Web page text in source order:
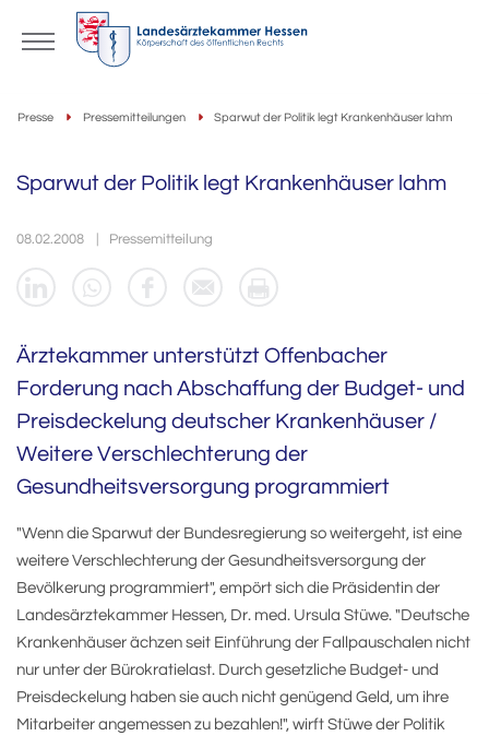
Presse Pressemitteilungen Sparwut der Politik legt Krankenhäuser lahm
Sparwut der Politik legt Krankenhäuser lahm
08.02.2008 Pressemitteilung
Ärztekammer unterstützt Offenbacher
Forderung nach Abschaffung der Budget- und
Preisdeckelung deutscher Krankenhäuser /
Weitere Verschlechterung der
Gesundheitsversorgung programmiert
"Wenn die Sparwut der Bundesregierung so weitergeht, ist eine
weitere Verschlechterung der Gesundheitsversorgung der
Bevölkerung programmiert", empört sich die Präsidentin der
Landesärztekammer Hessen, Dr. med. Ursula Stüwe. "Deutsche
Krankenhäuser ächzen seit Einführung der Fallpauschalen nicht
nur unter der Bürokratielast. Durch gesetzliche Budget- und
Preisdeckelung haben sie auch nicht genügend Geld, um ihre
Mitarbeiter angemessen zu bezahlen!", wirft Stüwe der Politik